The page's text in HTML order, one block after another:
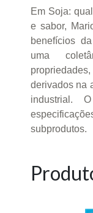
Em Soja:
e sabor,
benefícios
uma
derivados na
industrial.
subprodutos.